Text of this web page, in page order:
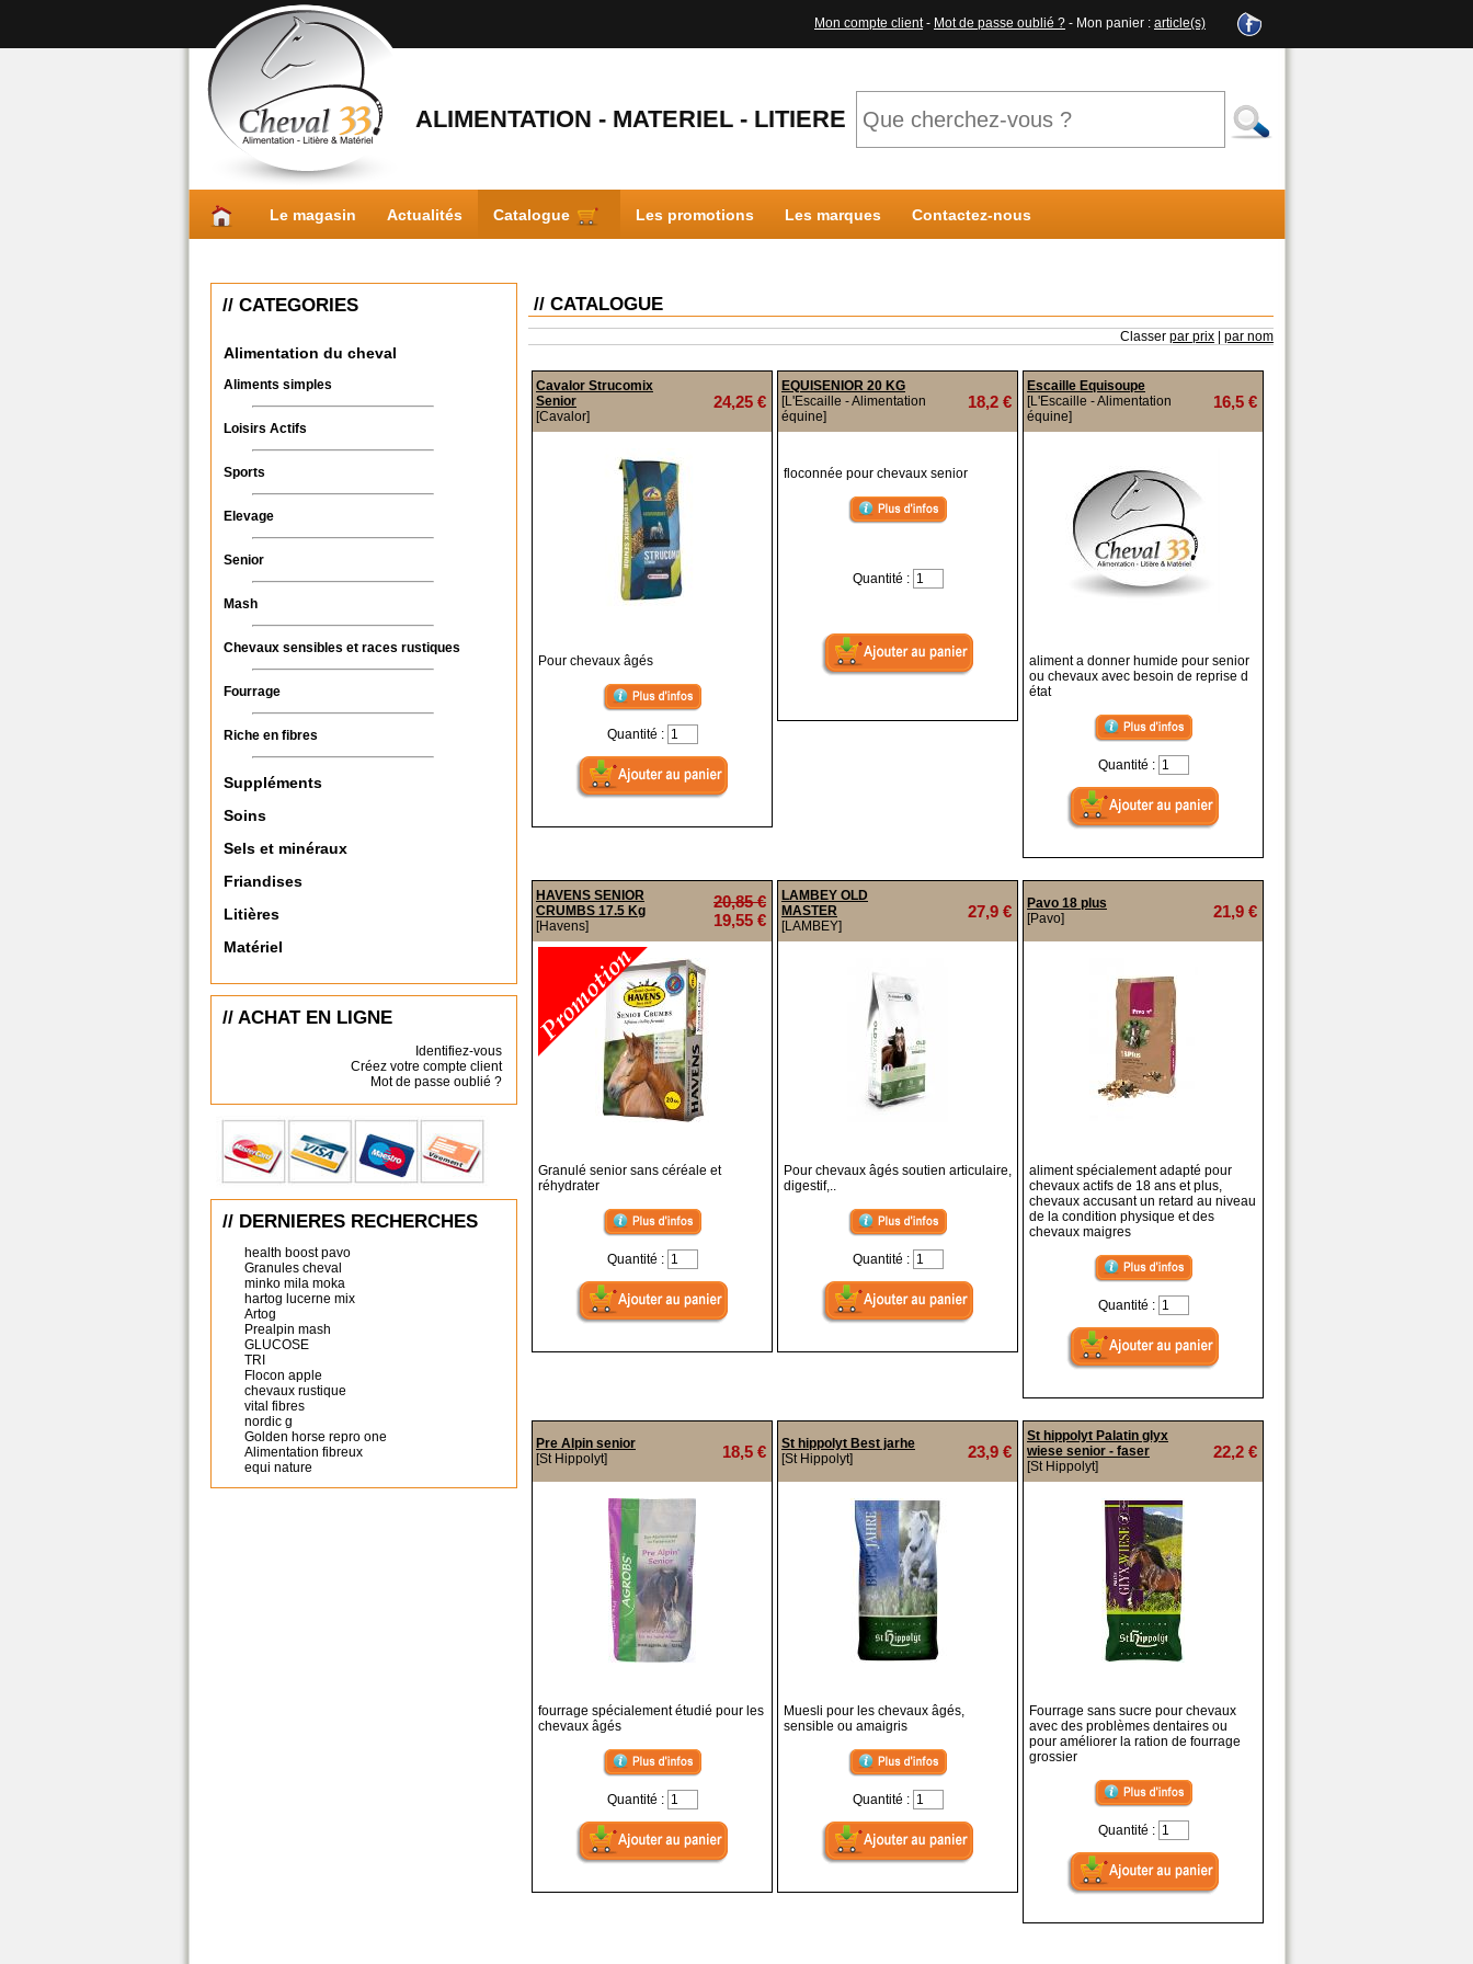
Mon compte client- Mot de passe oublié ? - Mon panier : article(s)
ALIMENTATION - MATERIEL - LITIERE
Le magasin Actualités Catalogue Les promotions Les marques Contactez-nous
// CATEGORIES
Alimentation du cheval
Aliments simples
Loisirs Actifs
Sports
Elevage
Senior
Mash
Chevaux sensibles et races rustiques
Fourrage
Riche en fibres
Suppléments
Soins
Sels et minéraux
Friandises
Litières
Matériel
// ACHAT EN LIGNE
Identifiez-vous
Créez votre compte client
Mot de passe oublié ?
// DERNIERES RECHERCHES
health boost pavo
Granules cheval
minko mila moka
hartog lucerne mix
Artog
Prealpin mash
GLUCOSE
TRI
Flocon apple
chevaux rustique
vital fibres
nordic g
Golden horse repro one
Alimentation fibreux
equi nature
// CATALOGUE
Classer par prix par nom
Cavalor Strucomix
Senior
[Cavalor]
24,25 €
Pour chevaux âgés
Quantité :
EQUISENIOR 20 KG
[L'Escaille - Alimentation
équine]
18,2 €
floconnée pour chevaux senior
Quantité :
Escaille Equisoupe
[L'Escaille - Alimentation
équine]
16,5 €
aliment a donner humide pour senior
ou chevaux avec besoin de reprise d
état
Quantité :
HAVENS SENIOR
CRUMBS 17.5 Kg
[Havens]
20,85 €
19,55 €
Granulé senior sans céréale et
réhydrater
Quantité :
LAMBEY OLD
MASTER
[LAMBEY]
27,9 €
Pour chevaux âgés soutien articulaire,
digestif,..
Quantité :
Pavo 18 plus
[Pavo]
21,9 €
aliment spécialement adapté pour
chevaux actifs de 18 ans et plus,
chevaux accusant un retard au niveau
de la condition physique et des
chevaux maigres
Quantité :
Pre Alpin senior
[St Hippolyt]
18,5 €
fourrage spécialement étudié pour les
chevaux âgés
Quantité :
St hippolyt Best jarhe
[St Hippolyt]
23,9 €
Muesli pour les chevaux âgés,
sensible ou amaigris
Quantité :
St hippolyt Palatin glyx
wiese senior - faser
[St Hippolyt]
22,2 €
Fourrage sans sucre pour chevaux
avec des problèmes dentaires ou
pour améliorer la ration de fourrage
grossier
Quantité :